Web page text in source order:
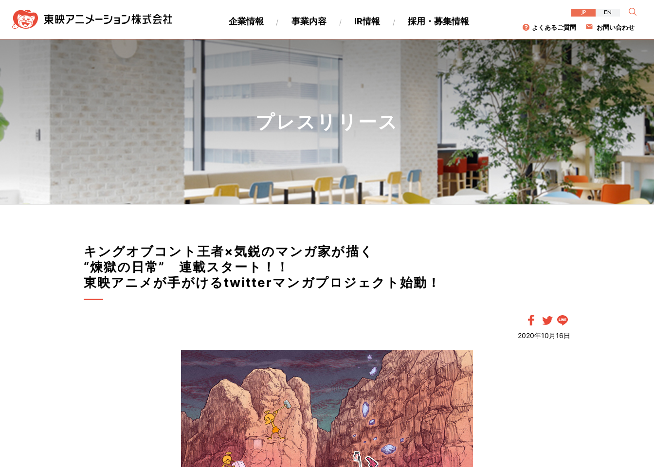
プレスリリース
キングオブコント王者×気鋭のマンガ家が描く
“煉獄の日常” 連載スタート！！
東映アニメが手がけるtwitterマンガプロジェクト始動！
2020年10月16日
よくあるご質問 お問い合わせ
JP EN
企業情報
メッセージ 経営理念 会社概要 製作工程について ペロについて ダイバーシティ
企業情報
事業内容
映像製作・販売事業 版権事業
事業内容
IR情報
IR NEWS 経営方針 業績・財務 IRカレンダー 個人投資家の皆様へ
株主総会
株価情報
電子公告
IR情報
採用・募集情報
採用情報ニュース 新卒採用 パートナー募集情報
採用・募集情報